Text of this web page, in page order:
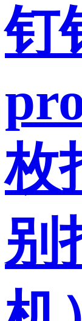
钉
枚
别